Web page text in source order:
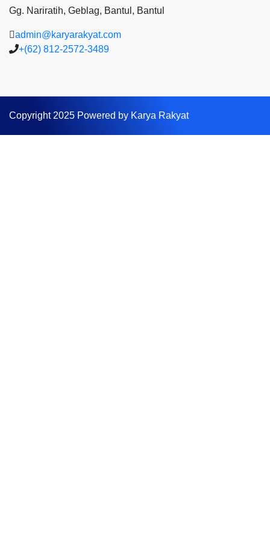
Gg. Nariratih, Geblag, Bantul, Bantul
admin@karyarakyat.com
+(62) 812-2572-3489
Copyright 2025 Powered by Karya Rakyat